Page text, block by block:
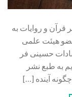
و روایات به
هیئت علمی
حسینی فر
به طبع نشر
آینده […]